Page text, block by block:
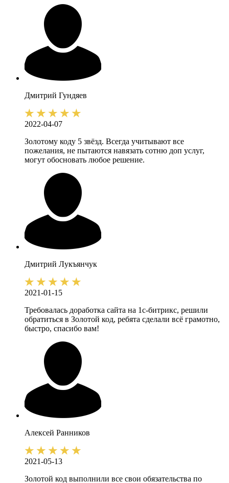
Дмитрий Гундяев
2022-04-07
Золотому коду 5 звёзд. Всегда учитывают все
пожелания, не пытаются навязать сотню доп услуг,
могут обосновать любое решение.
Дмитрий Лукъянчук
2021-01-15
Требовалась доработка сайта на 1с-битрикс, решили
обратиться в Золотой код, ребята сделали всё грамотно,
быстро, спасибо вам!
Алексей Ранников
2021-05-13
Золотой код выполнили все свои обязательства по